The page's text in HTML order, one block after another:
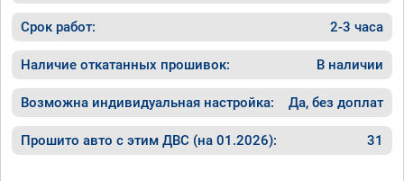
Срок работ: 2-3 часа
Наличие откатанных прошивок: В наличии
Возможна индивидуальная настройка: Да, без доплат
Прошито авто с этим ДВС (на 01.2026): 31